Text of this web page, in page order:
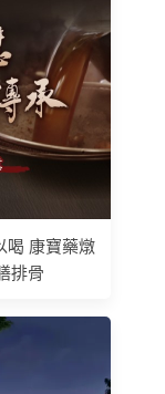
喝 康寶藥燉
排骨